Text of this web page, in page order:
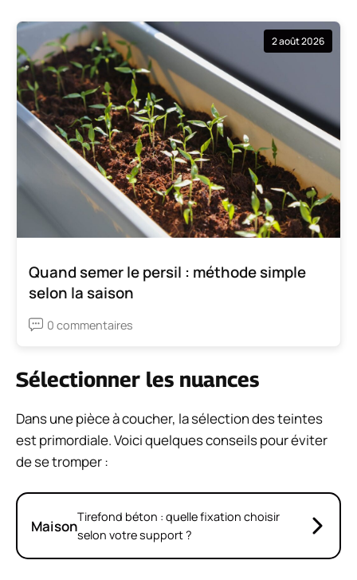
2 août 2026
Quand semer le persil : méthode simple
selon la saison
0 commentaires
Sélectionner les nuances
Dans une pièce à coucher, la sélection des teintes
est primordiale. Voici quelques conseils pour éviter
de se tromper :
MaisonTirefond béton : quelle fixation choisir
selon votre support ?